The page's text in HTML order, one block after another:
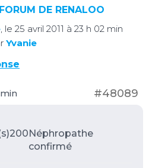
DE RENALOO
, le 25 avril 2011 à 23 h 02 min
Yvanie
#48089
Néphropathe
confirmé